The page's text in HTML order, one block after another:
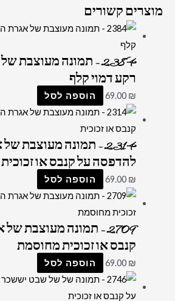
מוצרים קשורים
2384 – תמונה
רקע דמוי קלף
69.00 ₪ הוספה לסל
2314 – תמונה מעוצבת
להדפסה על קנבס או זכוכית
69.00 ₪ הוספה לסל
2709 – תמונה מעוצבת
קנבס או זכוכית מחוסמת
69.00 ₪ הוספה לסל